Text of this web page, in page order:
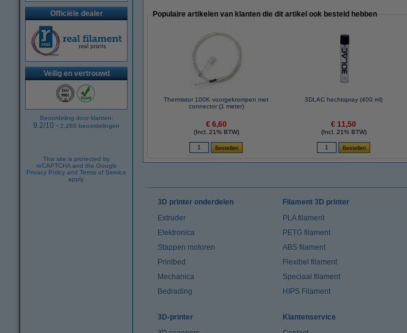
Officiële dealer
Veilig en vertrouwd
Beoordeling door klanten:
9.2/10 - 2.288 beoordelingen
This site is protected by
reCAPTCHA and the Google
Privacy Policy and Terms of Service
apply.
Populaire artikelen van klanten die dit artikel ook besteld hebben
Thermistor 100K voorgekrompen met
connector (1 meter)
€ 6,60
(Incl. 21% BTW)
3DLAC hechtspray (400 ml)
€ 11,50
(Incl. 21% BTW)
3D printer onderdelen
Extruder
Elektronica
Stappen motoren
Printbed
Mechanica
Bedrading
Filament 3D printer
PLA filament
PETG filament
ABS filament
Flexibel filament
Speciaal filament
HIPS Filament
3D-printer
Klantenservice